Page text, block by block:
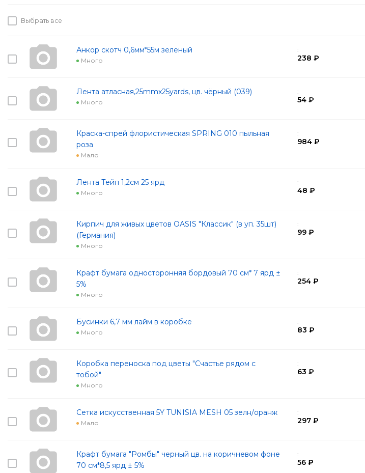
Выбрать все
Анкор скотч 0,6мм*55м зеленый
Много
:
238 ₽
Лента атласная,25mmx25yards, цв. чёрный (039)
Много
:
54 ₽
Краска-спрей флористическая SPRING 010 пыльная
роза
Мало
:
984 ₽
Лента Тейп 1,2см 25 ярд
Много
:
48 ₽
Кирпич для живых цветов OASIS "Классик" (в уп. 35шт)
(Германия)
Много
:
99 ₽
Крафт бумага односторонняя бордовый 70 см* 7 ярд ±
5%
Много
:
254 ₽
Бусинки 6,7 мм лайм в коробке
Много
:
83 ₽
Коробка переноска под цветы "Счастье рядом с
тобой"
Много
:
63 ₽
Сетка искусственная 5Y TUNISIA MESH 05 зелн/оранж
Мало
:
297 ₽
Крафт бумага "Ромбы" черный цв. на коричневом фоне
70 см*8,5 ярд ± 5%
:
56 ₽